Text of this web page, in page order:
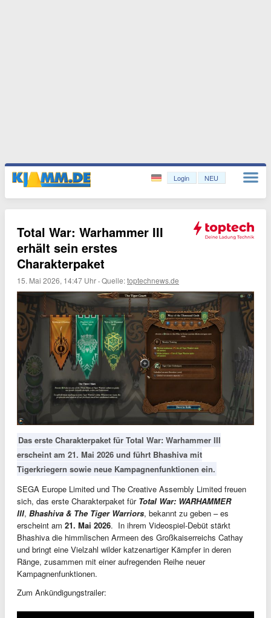
Login NEU
Total War: Warhammer III
erhält sein erstes
Charakterpaket
15. Mai 2026, 14:47 Uhr ·Quelle:toptechnews.de
Das erste Charakterpaket für Total War: Warhammer III
erscheint am 21. Mai 2026 und führt Bhashiva mit
Tigerkriegern sowie neue Kampagnenfunktionen ein.
SEGA Europe Limited und The Creative Assembly Limited freuen
sich, das erste Charakterpaket für Total War: WARHAMMER
III, Bhashiva & The Tiger Warriors, bekannt zu geben – es
erscheint am 21. Mai 2026. In ihrem Videospiel-Debüt stärkt
Bhashiva die himmlischen Armeen des Großkaiserreichs Cathay
und bringt eine Vielzahl wilder katzenartiger Kämpfer in deren
Ränge, zusammen mit einer aufregenden Reihe neuer
Kampagnenfunktionen.
Zum Ankündigungstrailer: